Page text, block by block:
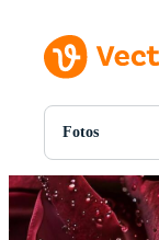
Fotos
Todas
Fotos
PNGs
PSDs